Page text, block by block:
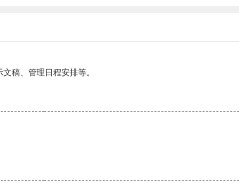
稿、管理日程安排等。